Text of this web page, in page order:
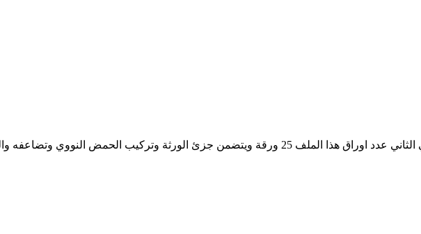
مذكرة محلولة في مادة الاحياء للصف الثاني عشر العلمي للفصل الدراسي الثاني عدد اوراق هذا الملف 25 ورقة ويتضمن جزئ